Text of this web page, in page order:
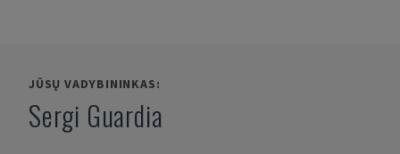
JŪSŲ VADYBININKAS:
Sergi Guardia